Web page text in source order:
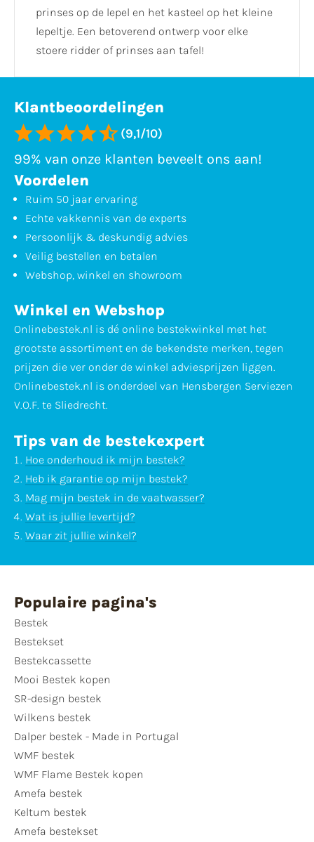
prinses op de lepel en het kasteel op het kleine
lepeltje. Een betoverend ontwerp voor elke
stoere ridder of prinses aan tafel!
Klantbeoordelingen
(9,1/10)
99% van onze klanten beveelt ons aan!
Voordelen
Ruim 50 jaar ervaring
Echte vakkennis van de experts
Persoonlijk & deskundig advies
Veilig bestellen en betalen
Webshop, winkel en showroom
Winkel en Webshop
Onlinebestek.nl is dé online bestekwinkel met het
grootste assortiment en de bekendste merken, tegen
prijzen die ver onder de winkel adviesprijzen liggen.
Onlinebestek.nl is onderdeel van Hensbergen Serviezen
V.O.F. te Sliedrecht.
Tips van de bestekexpert
Hoe onderhoud ik mijn bestek?
Heb ik garantie op mijn bestek?
Mag mijn bestek in de vaatwasser?
Wat is jullie levertijd?
Waar zit jullie winkel?
Populaire pagina's
Bestek
Bestekset
Bestekcassette
Mooi Bestek kopen
SR-design bestek
Wilkens bestek
Dalper bestek - Made in Portugal
WMF bestek
WMF Flame Bestek kopen
Amefa bestek
Keltum bestek
Amefa bestekset